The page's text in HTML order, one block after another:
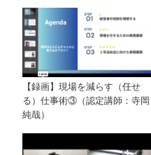
【録画】現場を減らす（任せ
る）仕事術③（認定講師：寺岡
純哉）